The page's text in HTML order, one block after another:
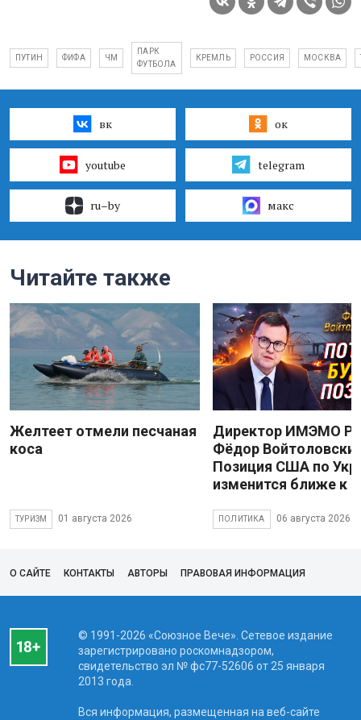
ПУТИН ФИФА ЧМ
ПАРК
ФУТБОЛА
КРЕМЛЬ РОССИЯ МОСКВА
вк ок
youtube telegram
ru–by макс
Читайте также
Желтеет отмели песчаная
коса
ТУРИЗМ 01 августа 2026
Директор ИМЭМО
Фёдор
Позиция США по
изменится ближе к
ПОЛИТИКА 06 августа 2026
О САЙТЕ КОНТАКТЫ АВТОРЫ ПРАВОВАЯ ИНФОРМАЦИЯ
© 1991-2026 «Союзное Вече». Сетевое издание
зарегистрировано роскомнадзором,
свидетельство эл № фc77-52606 от 25 января
2013 года.
Вся информация, размещенная на веб-сайте